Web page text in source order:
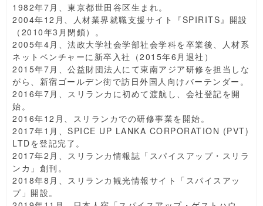
1982年7月、東京都世田谷区生まれ。
2004年12月、人材業界就職支援サイト『SPIRITS』開設
（2010年3月閉鎖）。
2005年4月、法政大学社会学部社会学科を卒業後、人材系
ネットベンチャーに新卒入社（2015年6月退社）
2015年7月、公益財団法人にて東南アジア研修を担当しな
がら、新宿ゴールデン街で訪日外国人向けバーテンダー。
2016年7月、スリランカに初めて渡航し、会社登記を開
始。
2016年12月、スリランカでの研修事業を開始。
2017年1月、SPICE UP LANKA CORPORATION (PVT)
LTDを登記完了。
2017年2月、スリランカ情報誌「スパイスアップ・スリラ
ンカ」創刊。
2018年8月、スリランカ観光情報サイト「スパイスアッ
プ」開設。